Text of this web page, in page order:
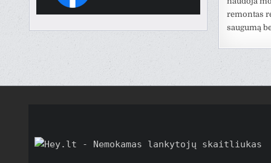
remontas
saugumą